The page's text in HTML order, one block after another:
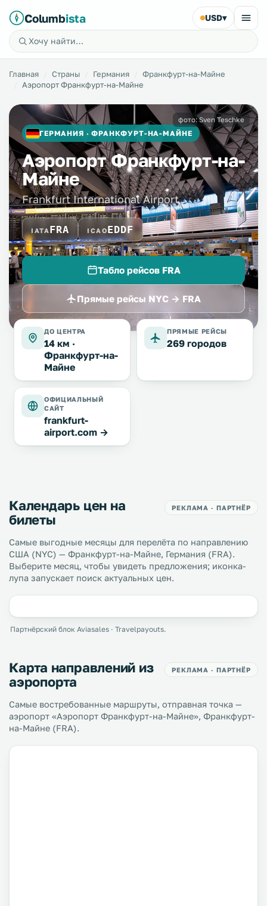
Columbista USD▾
Главная Страны Германия
Франкфурт-на-Майне
Аэропорт Франкфурт-на-Майне
ГЕРМАНИЯ · ФРАНКФУРТ-НА-МАЙНЕ
Аэропорт Франкфурт-на-
Майне
Frankfurt International Airport
IATA FRA ICAOEDDF
Табло рейсов FRA
Прямые рейсы NYC → FRA
фото: Sven Teschke
ДО ЦЕНТРА
14 км ·
Франкфурт-на-
Майне
ПРЯМЫЕ РЕЙСЫ
269 городов
ОФИЦИАЛЬНЫЙ
САЙТ
frankfurt-
airport.com →
Календарь цен на
билеты
РЕКЛАМА · ПАРТНЁР
Самые выгодные месяцы для перелёта по направлению
США (NYC) — Франкфурт-на-Майне, Германия (FRA).
Выберите месяц, чтобы увидеть предложения; иконка-
лупа запускает поиск актуальных цен.
Партнёрский блок Aviasales · Travelpayouts.
Карта направлений из
аэропорта
РЕКЛАМА · ПАРТНЁР
Самые востребованные маршруты, отправная точка —
аэропорт «Аэропорт Франкфурт-на-Майне», Франкфурт-
на-Майне (FRA).